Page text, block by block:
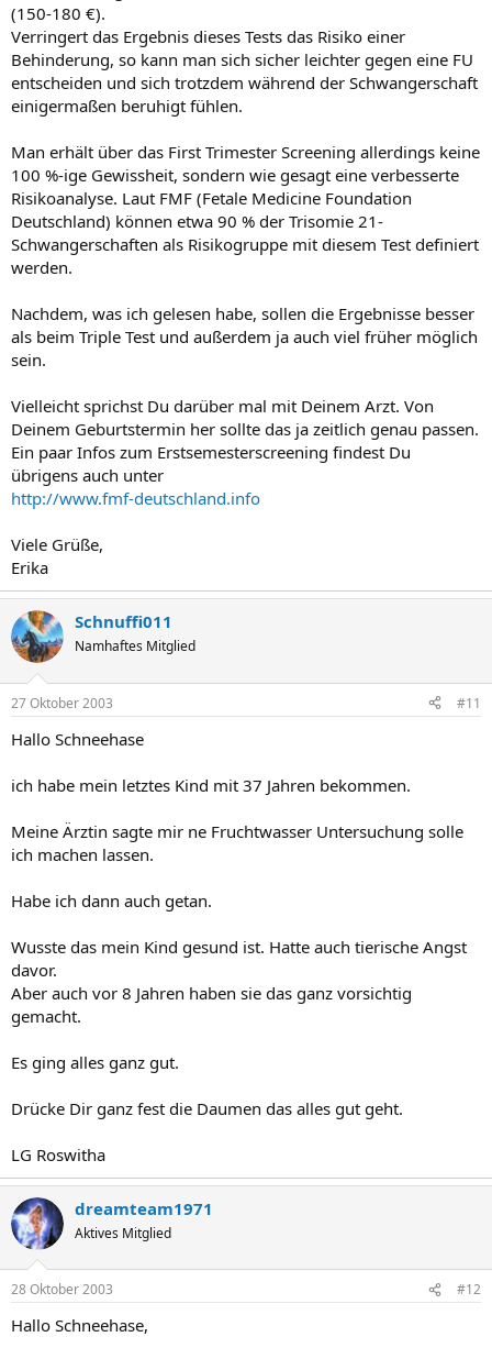
(150-180 €).
Verringert das Ergebnis dieses Tests das Risiko einer
Behinderung, so kann man sich sicher leichter gegen eine FU
entscheiden und sich trotzdem während der Schwangerschaft
einigermaßen beruhigt fühlen.
Man erhält über das First Trimester Screening allerdings keine
100 %-ige Gewissheit, sondern wie gesagt eine verbesserte
Risikoanalyse. Laut FMF (Fetale Medicine Foundation
Deutschland) können etwa 90 % der Trisomie 21-
Schwangerschaften als Risikogruppe mit diesem Test definiert
werden.
Nachdem, was ich gelesen habe, sollen die Ergebnisse besser
als beim Triple Test und außerdem ja auch viel früher möglich
sein.
Vielleicht sprichst Du darüber mal mit Deinem Arzt. Von
Deinem Geburtstermin her sollte das ja zeitlich genau passen.
Ein paar Infos zum Erstsemesterscreening findest Du
übrigens auch unter
http://www.fmf-deutschland.info
Viele Grüße,
Erika
Schnuffi011
Namhaftes Mitglied
27 Oktober 2003 #11
Hallo Schneehase
ich habe mein letztes Kind mit 37 Jahren bekommen.
Meine Ärztin sagte mir ne Fruchtwasser Untersuchung solle
ich machen lassen.
Habe ich dann auch getan.
Wusste das mein Kind gesund ist. Hatte auch tierische Angst
davor.
Aber auch vor 8 Jahren haben sie das ganz vorsichtig
gemacht.
Es ging alles ganz gut.
Drücke Dir ganz fest die Daumen das alles gut geht.
LG Roswitha
dreamteam1971
Aktives Mitglied
28 Oktober 2003 #12
Hallo Schneehase,